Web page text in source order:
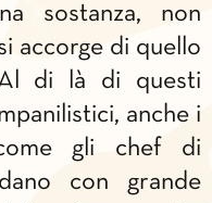
sostanza, non
accorge di quello
di là di questi
anche i
gli chef di
con grande